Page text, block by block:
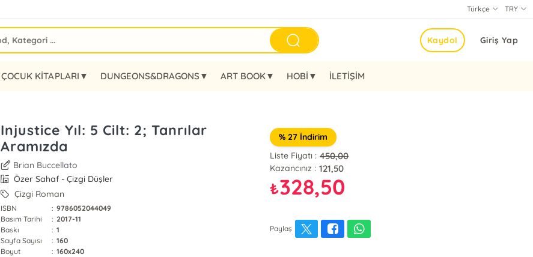
TRY
Türkçe
Giriş Yap
Kaydol
ÇOCUK KİTAPLARI▼ DUNGEONS&DRAGONS▼ ART BOOK▼ HOBİ▼ İLETİŞİM
Injustice Yıl: 5 Cilt: 2; Tanrılar
Aramızda
Brian Buccellato
Özer Sahaf - Çizgi Düşler
Çizgi Roman
ISBN : 9786052044049
Basım Tarihi
: 2017-11
Baskı
: 1
Sayfa Sayısı
: 160
Boyut
: 160x240
% 27 İndirim
Liste Fiyatı : 450,00
Kazancınız : 121,50
₺328,50
Paylaş